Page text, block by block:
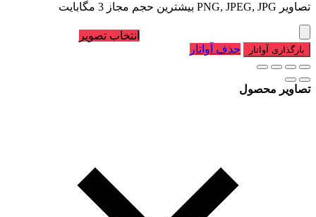
تصاویر PNG, JPEG, JPG بیشترین حجم مجاز 3 مگابایت
انتخاب تصویر
بارگذاری آواتار حذف آواتار
تصاویر محصول